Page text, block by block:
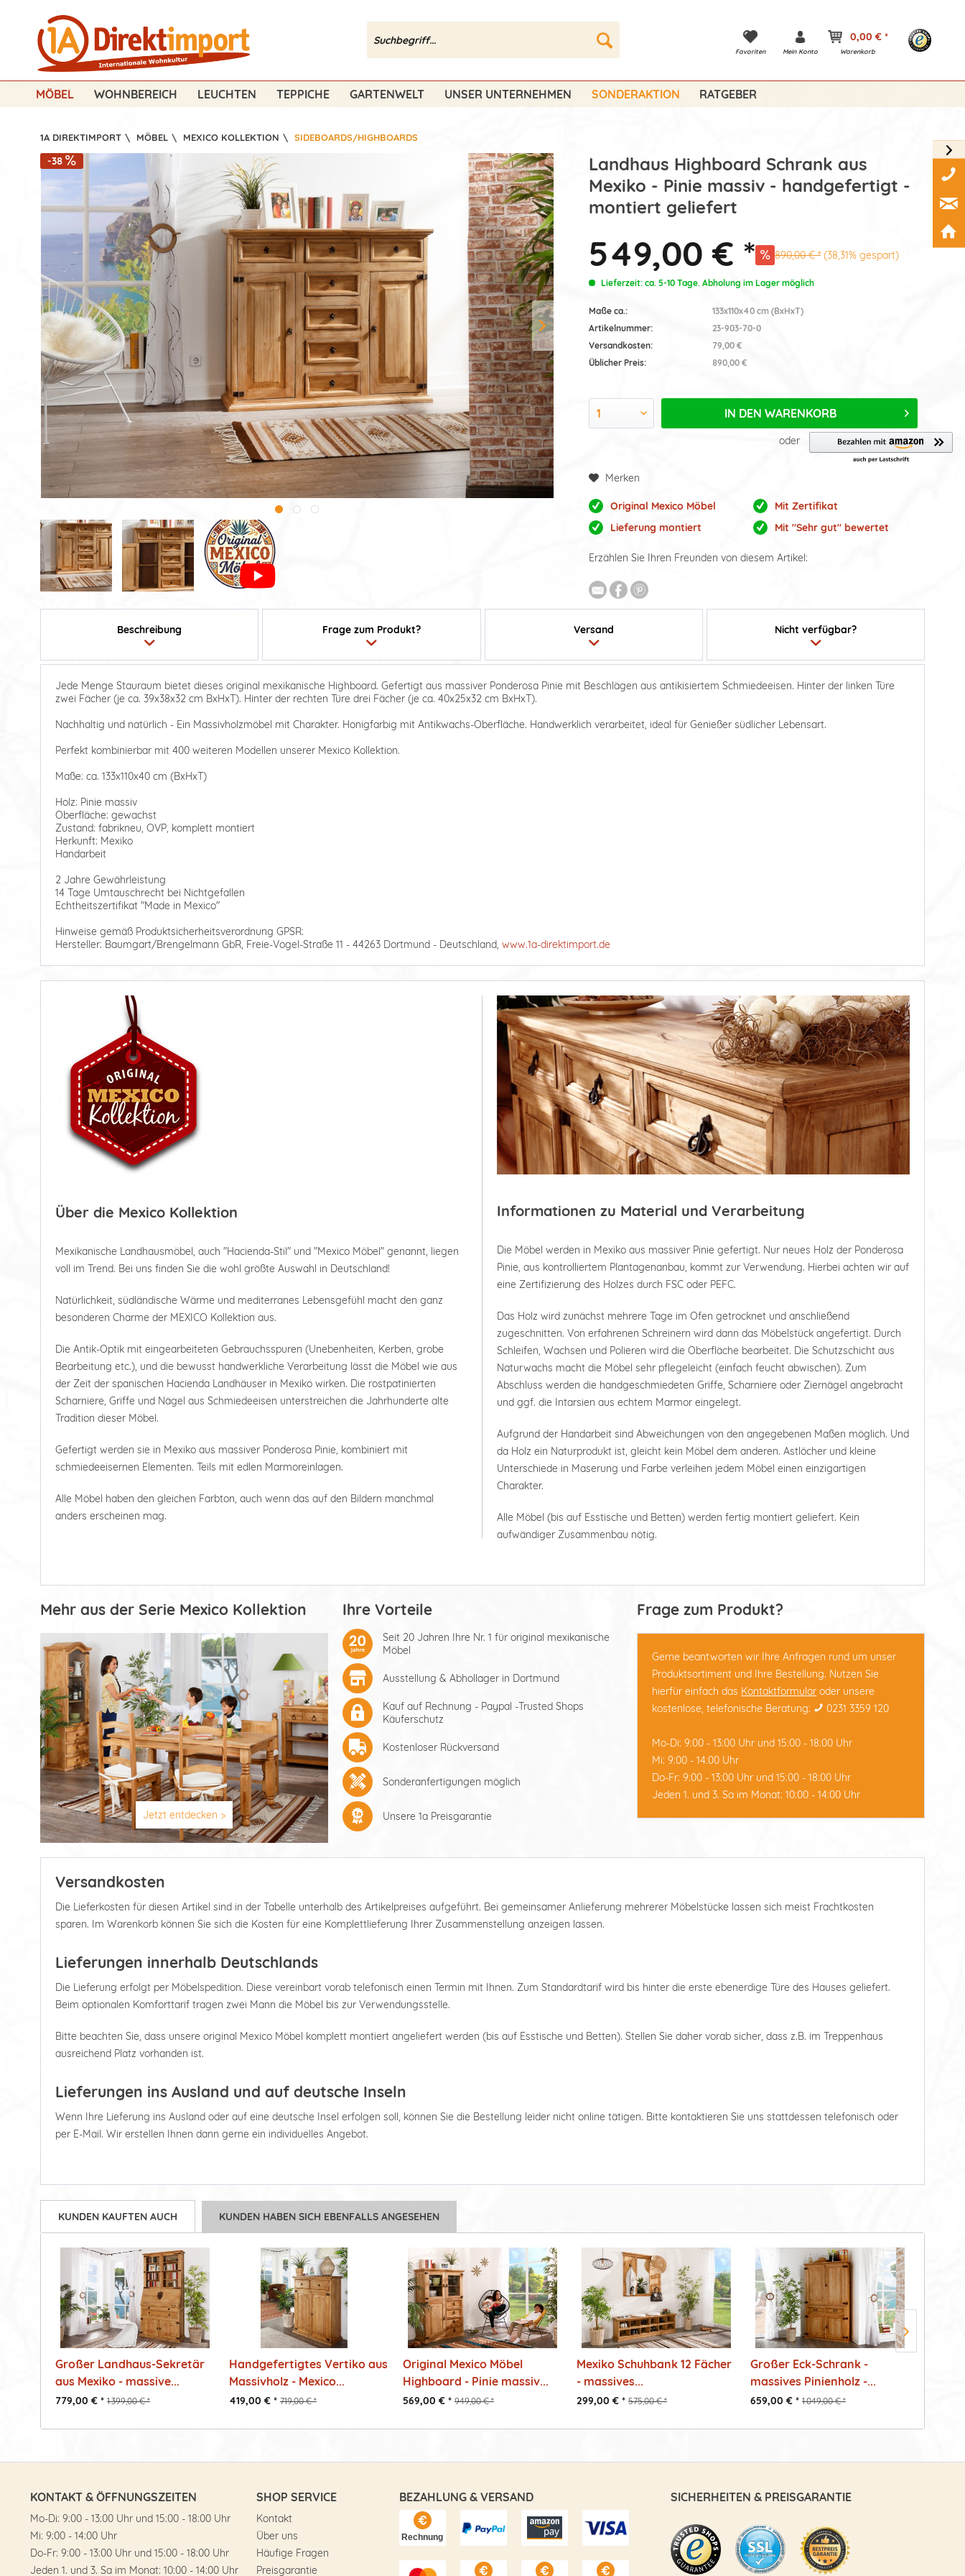
Favoriten Mein Konto
0,00 € *
Warenkorb
MÖBEL WOHNBEREICH LEUCHTEN TEPPICHE GARTENWELT UNSER UNTERNEHMEN SONDERAKTION RATGEBER
1A DIREKTIMPORT \ MÖBEL \ MEXICO KOLLEKTION \ SIDEBOARDS/HIGHBOARDS
-38
Landhaus Highboard Schrank aus
Mexiko - Pinie massiv - handgefertigt -
montiert geliefert
549,00 € * 890,00 € * (38,31% gespart)
Lieferzeit: ca. 5-10 Tage. Abholung im Lager möglich
Maße ca.:
133x110x40 cm (BxHxT)
Artikelnummer:
23-903-70-0
Versandkosten:
79,00 €
Üblicher Preis:
890,00 €
IN DEN WARENKORB
oder
Merken
Original Mexico Möbel
Mit Zertifikat
Lieferung montiert
Mit "Sehr gut" bewertet
Erzählen Sie Ihren Freunden von diesem Artikel:
Beschreibung Frage zum Produkt? Versand Nicht verfügbar?
Jede Menge Stauraum bietet dieses original mexikanische Highboard. Gefertigt aus massiver Ponderosa Pinie mit Beschlägen aus antikisiertem Schmiedeeisen. Hinter der linken Türe
zwei Fächer (je ca. 39x38x32 cm BxHxT). Hinter der rechten Türe drei Fächer (je ca. 40x25x32 cm BxHxT).
Nachhaltig und natürlich - Ein Massivholzmöbel mit Charakter. Honigfarbig mit Antikwachs-Oberfläche. Handwerklich verarbeitet, ideal für Genießer südlicher Lebensart.
Perfekt kombinierbar mit 400 weiteren Modellen unserer Mexico Kollektion.
Maße: ca. 133x110x40 cm (BxHxT)
Holz: Pinie massiv
Oberfläche: gewachst
Zustand: fabrikneu, OVP, komplett montiert
Herkunft: Mexiko
Handarbeit
2 Jahre Gewährleistung
14 Tage Umtauschrecht bei Nichtgefallen
Echtheitszertifikat "Made in Mexico"
Hinweise gemäß Produktsicherheitsverordnung GPSR:
Hersteller: Baumgart/Brengelmann GbR, Freie-Vogel-Straße 11 - 44263 Dortmund - Deutschland, www.1a-direktimport.de
Über die Mexico Kollektion
Mexikanische Landhausmöbel, auch "Hacienda-Stil" und "Mexico Möbel" genannt, liegen
voll im Trend. Bei uns finden Sie die wohl größte Auswahl in Deutschland!
Natürlichkeit, südländische Wärme und mediterranes Lebensgefühl macht den ganz
besonderen Charme der MEXICO Kollektion aus.
Die Antik-Optik mit eingearbeiteten Gebrauchsspuren (Unebenheiten, Kerben, grobe
Bearbeitung etc.), und die bewusst handwerkliche Verarbeitung lässt die Möbel wie aus
der Zeit der spanischen Hacienda Landhäuser in Mexiko wirken. Die rostpatinierten
Scharniere, Griffe und Nägel aus Schmiedeeisen unterstreichen die Jahrhunderte alte
Tradition dieser Möbel.
Gefertigt werden sie in Mexiko aus massiver Ponderosa Pinie, kombiniert mit
schmiedeeisernen Elementen. Teils mit edlen Marmoreinlagen.
Alle Möbel haben den gleichen Farbton, auch wenn das auf den Bildern manchmal
anders erscheinen mag.
Informationen zu Material und Verarbeitung
Die Möbel werden in Mexiko aus massiver Pinie gefertigt. Nur neues Holz der Ponderosa
Pinie, aus kontrolliertem Plantagenanbau, kommt zur Verwendung. Hierbei achten wir auf
eine Zertifizierung des Holzes durch FSC oder PEFC.
Das Holz wird zunächst mehrere Tage im Ofen getrocknet und anschließend
zugeschnitten. Von erfahrenen Schreinern wird dann das Möbelstück angefertigt. Durch
Schleifen, Wachsen und Polieren wird die Oberfläche bearbeitet. Die Schutzschicht aus
Naturwachs macht die Möbel sehr pflegeleicht (einfach feucht abwischen). Zum
Abschluss werden die handgeschmiedeten Griffe, Scharniere oder Ziernägel angebracht
und ggf. die Intarsien aus echtem Marmor eingelegt.
Aufgrund der Handarbeit sind Abweichungen von den angegebenen Maßen möglich. Und
da Holz ein Naturprodukt ist, gleicht kein Möbel dem anderen. Astlöcher und kleine
Unterschiede in Maserung und Farbe verleihen jedem Möbel einen einzigartigen
Charakter.
Alle Möbel (bis auf Esstische und Betten) werden fertig montiert geliefert. Kein
aufwändiger Zusammenbau nötig.
Mehr aus der Serie Mexico Kollektion
Jetzt entdecken >
Ihre Vorteile
Seit 20 Jahren Ihre Nr. 1 für original mexikanische
Möbel
Ausstellung & Abhollager in Dortmund
Kauf auf Rechnung - Paypal -Trusted Shops
Käuferschutz
Kostenloser Rückversand
Sonderanfertigungen möglich
Unsere 1a Preisgarantie
Frage zum Produkt?
Gerne beantworten wir Ihre Anfragen rund um unser
Produktsortiment und Ihre Bestellung. Nutzen Sie
hierfür einfach das Kontaktformular oder unsere
kostenlose, telefonische Beratung:
0231 3359 120
Mo-Di: 9:00 - 13:00 Uhr und 15:00 - 18:00 Uhr
Mi: 9:00 - 14:00 Uhr
Do-Fr: 9:00 - 13:00 Uhr und 15:00 - 18:00 Uhr
Jeden 1. und 3. Sa im Monat: 10:00 - 14:00 Uhr
Versandkosten
Die Lieferkosten für diesen Artikel sind in der Tabelle unterhalb des Artikelpreises aufgeführt. Bei gemeinsamer Anlieferung mehrerer Möbelstücke lassen sich meist Frachtkosten
sparen. Im Warenkorb können Sie sich die Kosten für eine Komplettlieferung Ihrer Zusammenstellung anzeigen lassen.
Lieferungen innerhalb Deutschlands
Die Lieferung erfolgt per Möbelspedition. Diese vereinbart vorab telefonisch einen Termin mit Ihnen. Zum Standardtarif wird bis hinter die erste ebenerdige Türe des Hauses geliefert.
Beim optionalen Komforttarif tragen zwei Mann die Möbel bis zur Verwendungsstelle.
Bitte beachten Sie, dass unsere original Mexico Möbel komplett montiert angeliefert werden (bis auf Esstische und Betten). Stellen Sie daher vorab sicher, dass z.B. im Treppenhaus
ausreichend Platz vorhanden ist.
Lieferungen ins Ausland und auf deutsche Inseln
Wenn Ihre Lieferung ins Ausland oder auf eine deutsche Insel erfolgen soll, können Sie die Bestellung leider nicht online tätigen. Bitte kontaktieren Sie uns stattdessen telefonisch oder
per E-Mail. Wir erstellen Ihnen dann gerne ein individuelles Angebot.
KUNDEN KAUFTEN AUCH KUNDEN HABEN SICH EBENFALLS ANGESEHEN
Großer Landhaus-Sekretär
aus Mexiko - massive...
779,00 € * 1.399,00 € *
Handgefertigtes Vertiko aus
Massivholz - Mexico...
419,00 € * 719,00 € *
Original Mexico Möbel
Highboard - Pinie massiv...
569,00 € * 949,00 € *
Mexiko Schuhbank 12 Fächer
- massives...
299,00 € * 575,00 € *
Großer Eck-Schrank -
massives Pinienholz -...
659,00 € * 1.049,00 € *
KONTAKT & ÖFFNUNGSZEITEN
Mo-Di: 9:00 - 13:00 Uhr und 15:00 - 18:00 Uhr
Mi: 9:00 - 14:00 Uhr
Do-Fr: 9:00 - 13:00 Uhr und 15:00 - 18:00 Uhr
Jeden 1. und 3. Sa im Monat: 10:00 - 14:00 Uhr
SHOP SERVICE
Kontakt
Über uns
Häufige Fragen
Preisgarantie
BEZAHLUNG & VERSAND SICHERHEITEN & PREISGARANTIE